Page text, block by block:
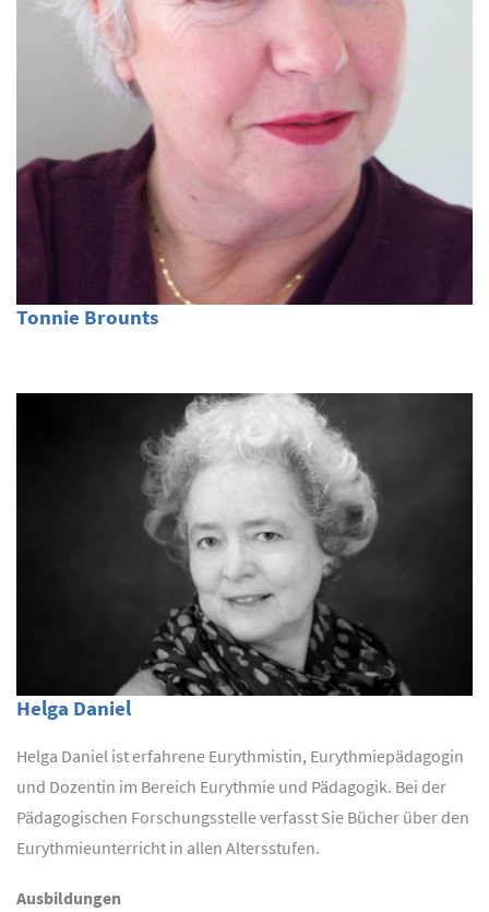
Tonnie Brounts
Helga Daniel
Helga Daniel ist erfahrene Eurythmistin, Eurythmiepädagogin
und Dozentin im Bereich Eurythmie und Pädagogik. Bei der
Pädagogischen Forschungsstelle verfasst Sie Bücher über den
Eurythmieunterricht in allen Altersstufen.
Ausbildungen